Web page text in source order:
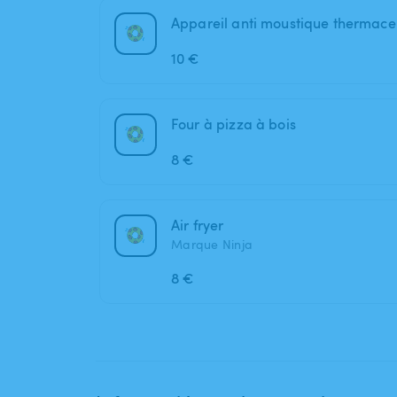
Appareil anti moustique
10 €
Four à pizza à bois
8 €
Air fryer
Marque Ninja
8 €